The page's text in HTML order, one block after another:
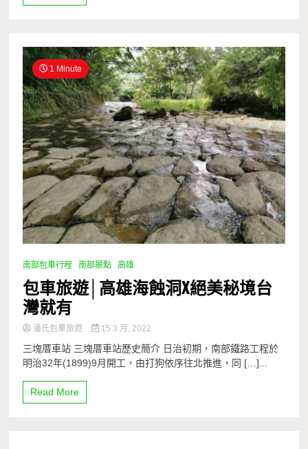
1 Minute
南部包車行程 南部景點 高雄
包車旅遊│高雄海蝕洞X絕美秘境台
灣就有
潘氏包車旅遊 15 3 月, 2022
三塊厝車站 三塊厝車站歷史簡介 日治初期，南部鐵路工程於
明治32年(1899)9月開工，由打狗依序往北推進，同 […]...
Read More